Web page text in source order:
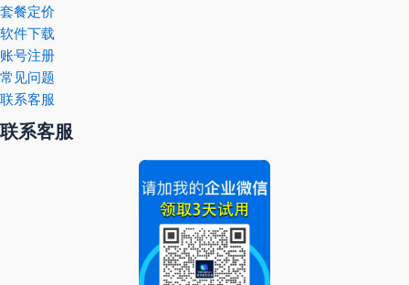
套餐定价
软件下载
账号注册
常见问题
联系客服
联系客服